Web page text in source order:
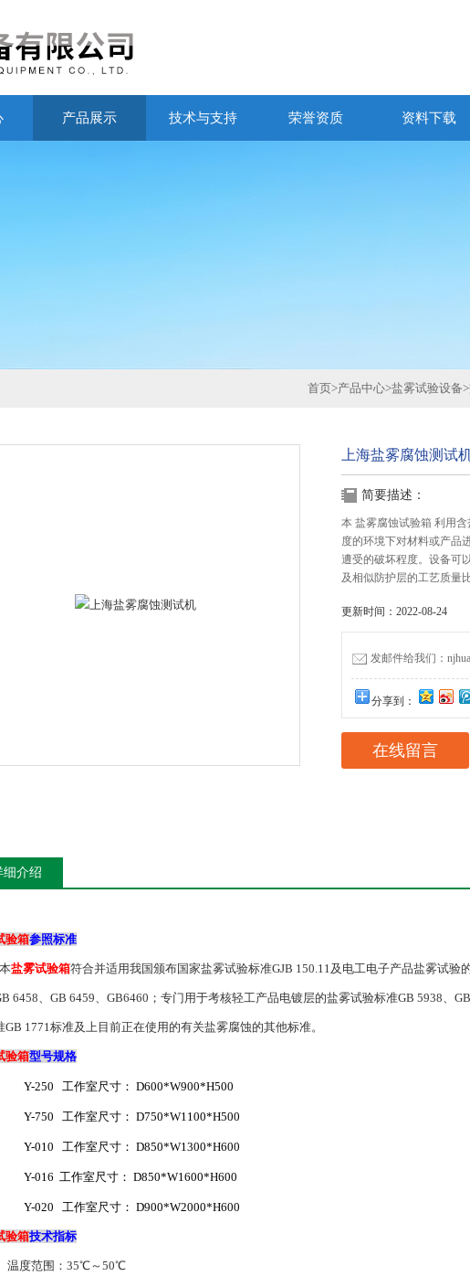
产品展示 技术与支持 荣誉资质 资料下载
首页>产品中心>盐雾试验设备>
上海盐雾腐蚀测试
简要描述：
本 盐雾腐蚀试验箱 利用
度的环境下对材料或产品
遭受的破坏程度。设备可
及相似防护层的工艺质量
更新时间：2022-08-24
发邮件给我们：
分享到：
在线留言
细介绍
验箱参照标准
本盐雾试验箱符合并适用我国颁布国家盐雾试验标准GJB 150.11及电工电子产品盐雾试验
6458、GB 6459、GB6460；专门用于考核轻工产品电镀层的盐雾试验标准GB 5938、
GB 1771标准及上目前正在使用的有关盐雾腐蚀的其他标准。
验箱型号规格
Y-250 工作室尺寸： D600*W900*H500
Y-750 工作室尺寸： D750*W1100*H500
Y-010 工作室尺寸： D850*W1300*H600
Y-016 工作室尺寸： D850*W1600*H600
Y-020 工作室尺寸： D900*W2000*H600
验箱技术指标
度范围： 35℃～50℃